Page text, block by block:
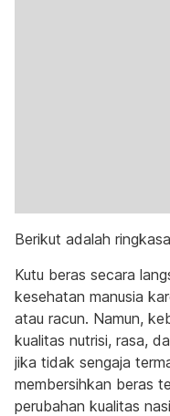
Berikut adalah
Kutu beras secara
kesehatan manusia
atau racun. Namun,
kualitas nutrisi, rasa,
jika tidak sengaja
membersihkan beras
perubahan kualitas